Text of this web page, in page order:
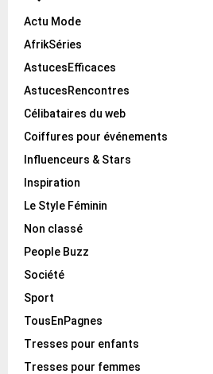
Actu Mode
AfrikSéries
AstucesEfficaces
AstucesRencontres
Célibataires du web
Coiffures pour événements
Influenceurs & Stars
Inspiration
Le Style Féminin
Non classé
People Buzz
Société
Sport
TousEnPagnes
Tresses pour enfants
Tresses pour femmes